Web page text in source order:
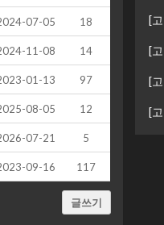
07-05 18
11-08 14
01-13 97
08-05 12
07-21 5
09-16 117
글쓰기
[
[
[
[